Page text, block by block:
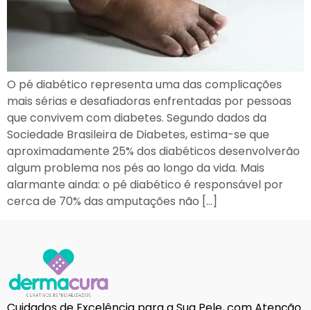
O pé diabético representa uma das complicações
mais sérias e desafiadoras enfrentadas por pessoas
que convivem com diabetes. Segundo dados da
Sociedade Brasileira de Diabetes, estima-se que
aproximadamente 25% dos diabéticos desenvolverão
algum problema nos pés ao longo da vida. Mais
alarmante ainda: o pé diabético é responsável por
cerca de 70% das amputações não […]